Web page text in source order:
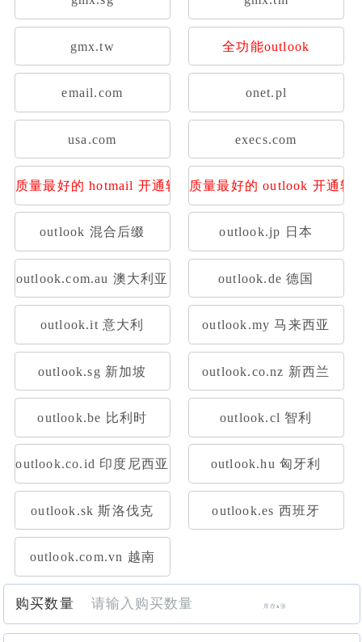
gmx.tw 全功能outlook
email.com onet.pl
usa.com execs.com
质量最好的 hotmail 开通转发质量最好的 outlook 开通转
outlook 混合后缀 outlook.jp 日本
outlook.com.au 澳大利亚 outlook.de 德国
outlook.it 意大利 outlook.my 马来西亚
outlook.sg 新加坡 outlook.co.nz 新西兰
outlook.be 比利时 outlook.cl 智利
outlook.co.id 印度尼西亚 outlook.hu 匈牙利
outlook.sk 斯洛伐克 outlook.es 西班牙
outlook.com.vn 越南
购买数量 库存x张